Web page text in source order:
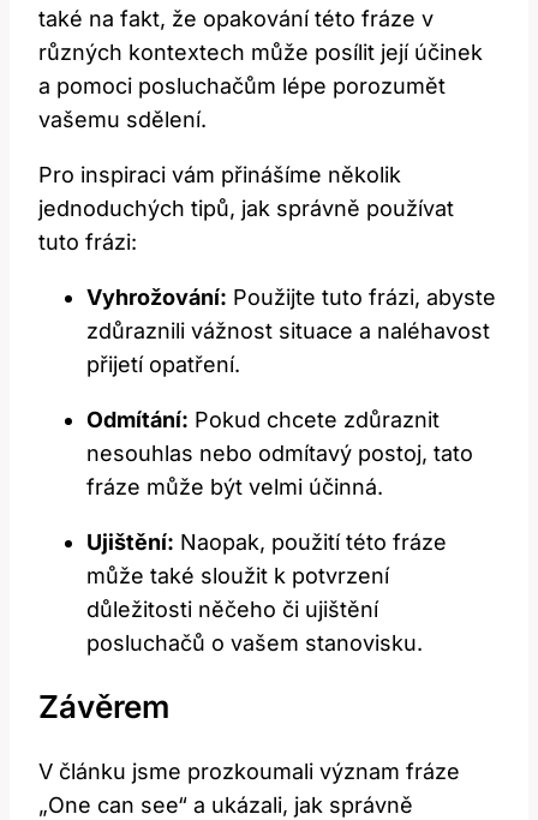
také na fakt, že opakování této fráze v
různých kontextech může posílit její účinek
a pomoci posluchačům lépe porozumět
vašemu sdělení.
Pro inspiraci vám přinášíme několik
jednoduchých tipů, jak správně používat
tuto frázi:
Vyhrožování: Použijte tuto frázi, abyste
zdůraznili vážnost situace a naléhavost
přijetí opatření.
Odmítání: Pokud chcete zdůraznit
nesouhlas nebo odmítavý postoj, tato
fráze může být velmi účinná.
Ujištění: Naopak, použití této fráze
může také sloužit k potvrzení
důležitosti něčeho či ujištění
posluchačů o vašem stanovisku.
Závěrem
V článku jsme prozkoumali význam fráze
„One can see“ a ukázali, jak správně